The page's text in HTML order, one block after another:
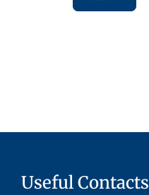
Useful Contacts